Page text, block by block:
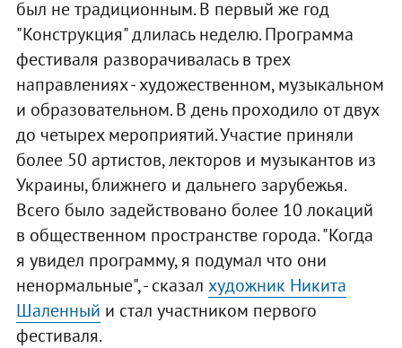
был не традиционным. В первый же год
"Конструкция" длилась неделю. Программа
фестиваля разворачивалась в трех
направлениях - художественном, музыкальном
и образовательном. В день проходило от двух
до четырех мероприятий. Участие приняли
более 50 артистов, лекторов и музыкантов из
Украины, ближнего и дальнего зарубежья.
Всего было задействовано более 10 локаций
в общественном пространстве города. "Когда
я увидел программу, я подумал что они
ненормальные", - сказал художник Никита
Шаленный и стал участником первого
фестиваля.